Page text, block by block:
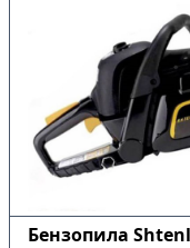
Бензопила